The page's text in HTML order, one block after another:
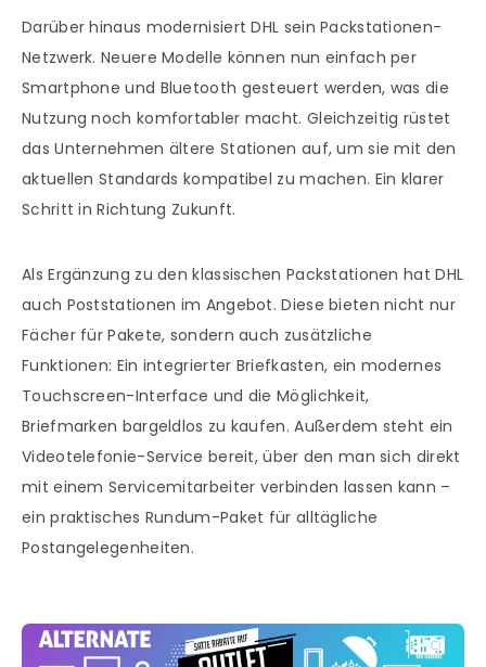
Darüber hinaus modernisiert DHL sein Packstationen-
Netzwerk. Neuere Modelle können nun einfach per
Smartphone und Bluetooth gesteuert werden, was die
Nutzung noch komfortabler macht. Gleichzeitig rüstet
das Unternehmen ältere Stationen auf, um sie mit den
aktuellen Standards kompatibel zu machen. Ein klarer
Schritt in Richtung Zukunft.
Als Ergänzung zu den klassischen Packstationen hat DHL
auch Poststationen im Angebot. Diese bieten nicht nur
Fächer für Pakete, sondern auch zusätzliche
Funktionen: Ein integrierter Briefkasten, ein modernes
Touchscreen-Interface und die Möglichkeit,
Briefmarken bargeldlos zu kaufen. Außerdem steht ein
Videotelefonie-Service bereit, über den man sich direkt
mit einem Servicemitarbeiter verbinden lassen kann –
ein praktisches Rundum-Paket für alltägliche
Postangelegenheiten.